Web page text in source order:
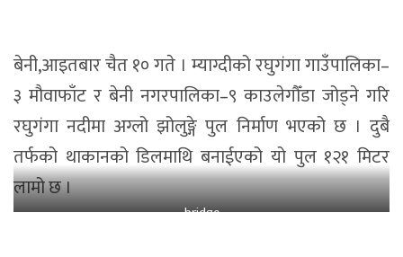
बेनी,आइतबार चैत १० गते । म्याग्दीको रघुगंगा गाउँपालिका–
३ मौवाफाँट र बेनी नगरपालिका–९ काउलेगौँडा जोड्ने गरि
रघुगंगा नदीमा अग्लो झोलुङ्गे पुल निर्माण भएको छ । दुबै
तर्फको थाकानको डिलमाथि बनाईएको यो पुल १२१ मिटर
लामो छ ।
bridge